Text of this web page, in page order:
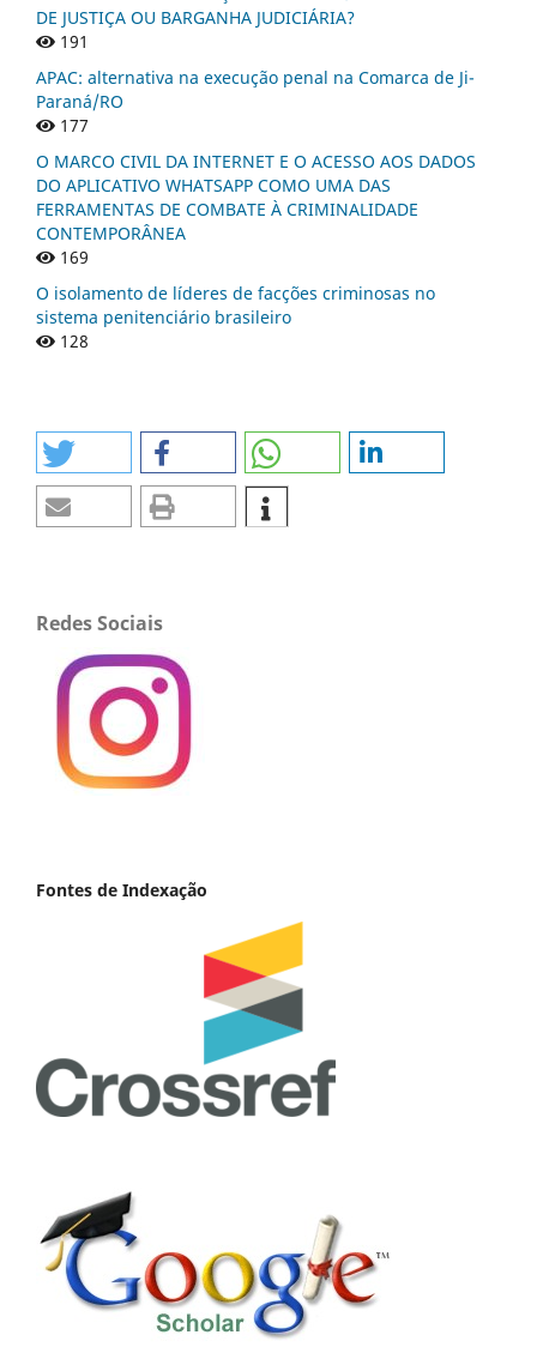
DE JUSTIÇA OU BARGANHA JUDICIÁRIA?
191
APAC: alternativa na execução penal na Comarca de Ji-
Paraná/RO
177
O MARCO CIVIL DA INTERNET E O ACESSO AOS DADOS
DO APLICATIVO WHATSAPP COMO UMA DAS
FERRAMENTAS DE COMBATE À CRIMINALIDADE
CONTEMPORÂNEA
169
O isolamento de líderes de facções criminosas no
sistema penitenciário brasileiro
128
Redes Sociais
Fontes de Indexação